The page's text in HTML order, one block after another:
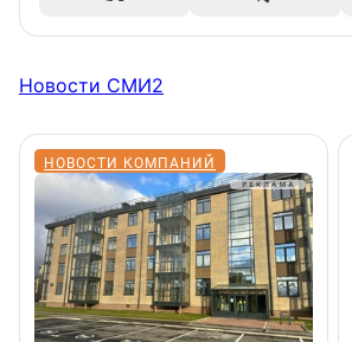
Новости СМИ2
НОВОСТИ КОМПАНИЙ